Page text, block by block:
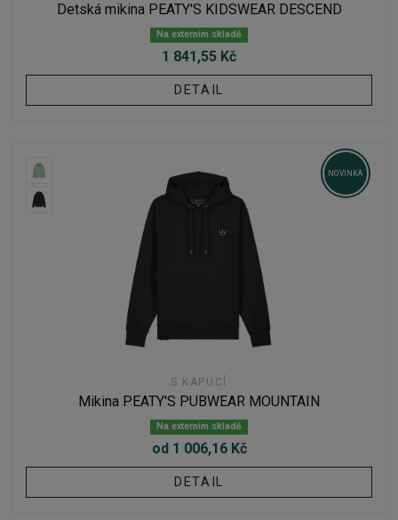
Detská mikina PEATY'S KIDSWEAR DESCEND
Na externím skladě
1 841,55 Kč
DETAIL
NOVINKA
S KAPUCÍ
Mikina PEATY'S PUBWEAR MOUNTAIN
Na externím skladě
od 1 006,16 Kč
DETAIL